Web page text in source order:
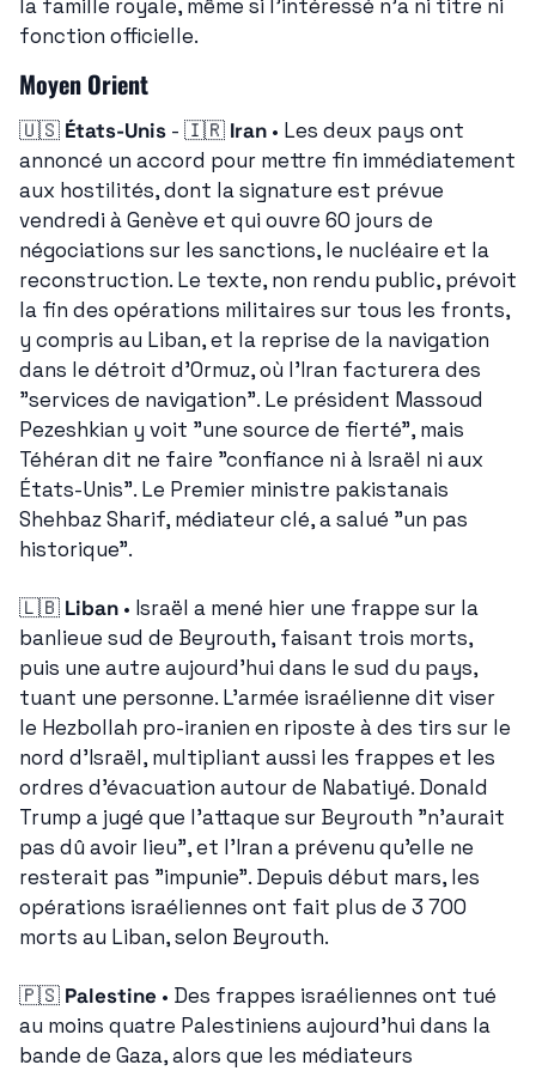
la famille royale, même si l'intéressé n'a ni titre ni
fonction officielle.
Moyen Orient
🇺🇸 États-Unis - 🇮🇷 Iran • Les deux pays ont
annoncé un accord pour mettre fin immédiatement
aux hostilités, dont la signature est prévue
vendredi à Genève et qui ouvre 60 jours de
négociations sur les sanctions, le nucléaire et la
reconstruction. Le texte, non rendu public, prévoit
la fin des opérations militaires sur tous les fronts,
y compris au Liban, et la reprise de la navigation
dans le détroit d'Ormuz, où l'Iran facturera des
"services de navigation". Le président Massoud
Pezeshkian y voit "une source de fierté", mais
Téhéran dit ne faire "confiance ni à Israël ni aux
États-Unis". Le Premier ministre pakistanais
Shehbaz Sharif, médiateur clé, a salué "un pas
historique".
🇱🇧 Liban • Israël a mené hier une frappe sur la
banlieue sud de Beyrouth, faisant trois morts,
puis une autre aujourd'hui dans le sud du pays,
tuant une personne. L'armée israélienne dit viser
le Hezbollah pro-iranien en riposte à des tirs sur le
nord d'Israël, multipliant aussi les frappes et les
ordres d'évacuation autour de Nabatiyé. Donald
Trump a jugé que l'attaque sur Beyrouth "n'aurait
pas dû avoir lieu", et l'Iran a prévenu qu'elle ne
resterait pas "impunie". Depuis début mars, les
opérations israéliennes ont fait plus de 3 700
morts au Liban, selon Beyrouth.
🇵🇸 Palestine • Des frappes israéliennes ont tué
au moins quatre Palestiniens aujourd'hui dans la
bande de Gaza, alors que les médiateurs